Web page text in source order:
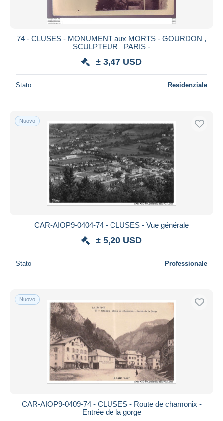
74 - CLUSES - MONUMENT aux MORTS - GOURDON ,
SCULPTEUR PARIS -
± 3,47 USD
Stato Residenziale
Nuovo
CAR-AIOP9-0404-74 - CLUSES - Vue générale
± 5,20 USD
Stato Professionale
Nuovo
CAR-AIOP9-0409-74 - CLUSES - Route de chamonix -
Entrée de la gorge